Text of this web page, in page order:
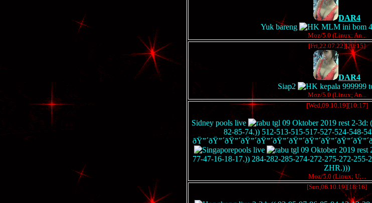
DAR4
Yuk bareng
MLM ini bom
Moz/5.0 (Linux; An...
[Fri,22.07.22][20:15]
DAR4
Siap2
kepala 999999
Moz/5.0 (Linux; An...
[Wed,09.10.19][10:17]
Sidney pools live
tgl 09 Oktober 2019 rest 2-
82-85-74.)) 512-513-515-517-527-524-548-
pools live
tgl 09 Oktober 2019 rest
77-47-16-18-17.)) 284-282-285-274-272-275-272-
ZHR.)))
Moz/5.0 (Linux; U;...
[Sun,06.10.19][18:16]
MATAHARI RZR.